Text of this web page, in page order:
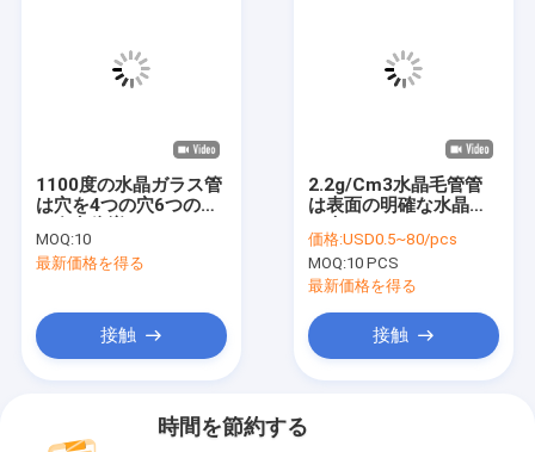
1100度の水晶ガラス管
は穴を4つの穴6つの穴
MOQ:10
最新価格を得る
接触
2.2g/Cm3水晶毛管管
は表面の明確な水晶管
価格:USD0.5~80/pcs
MOQ:10 PCS
最新価格を得る
接触
時間を節約する